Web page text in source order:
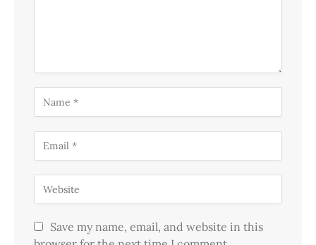
Save my name, email, and website in this